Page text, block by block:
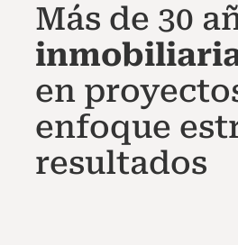
Más de 30
en
enfoque
resultados